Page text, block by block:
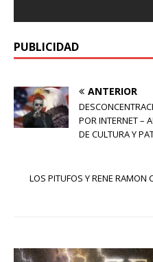
PUBLICIDAD
ANTERIOR
POR INTERNET –
DE CULTURA Y
LOS PITUFOS Y RENE RAMON